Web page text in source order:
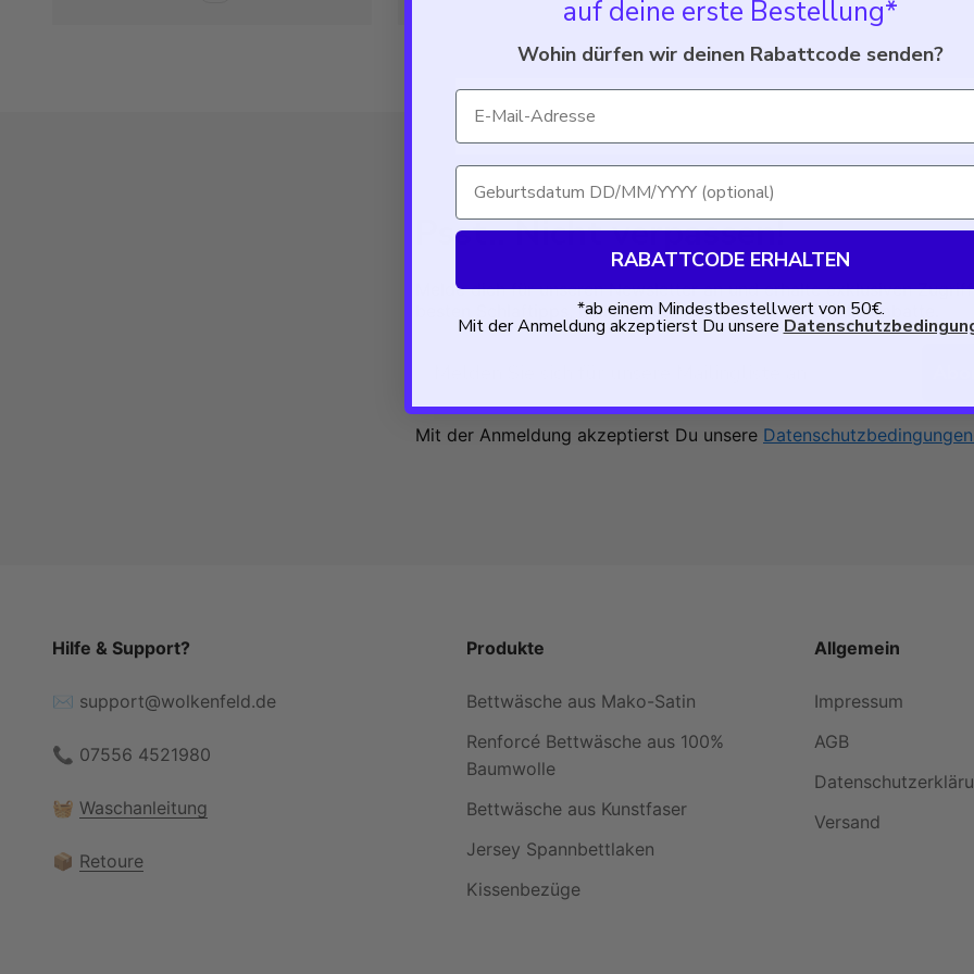
Psst.. Nicht verpassen!
Melde dich für unseren Newsletter an und erhalte exklusiven Zugriff
besten Schlaftipps, neue Produkte, Angebote und tolle Rabatte.
Mit der Anmeldung akzeptierst Du unsere
Hilfe & Support?
✉️ support@wolkenfeld.de
📞 07556 4521980
🧺 Waschanleitung
📦 Retoure
Produkte
Bettwäsche aus Mako-Satin
Renforcé Bettwäsche aus 100%
Baumwolle
Bettwäsche aus Kunstfaser
Jersey Spannbettlaken
Kissenbezüge
Allgemein
Impressum
AGB
Versand
auf deine erste Bestellung*
Wohin dürfen wir deinen Rabattcode senden?
Email
Geburtsdatum
RABATTCODE ERHALTEN
*ab einem Mindestbestellwert von 50€.
Mit der Anmeldung akzeptierst Du unsere